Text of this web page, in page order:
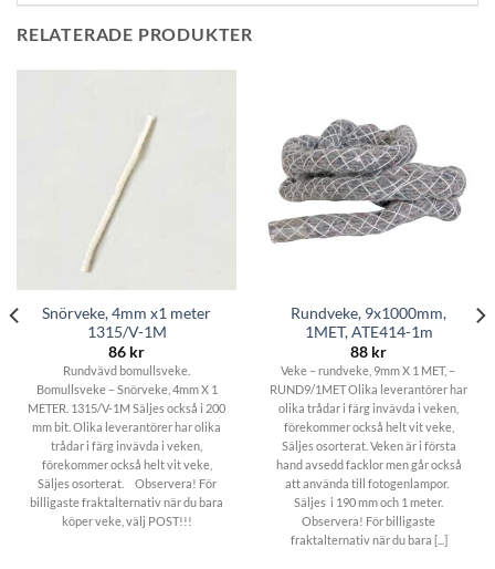
RELATERADE PRODUKTER
Snörveke, 4mm x1 meter
1315/V-1M
86 kr
Rundvävd bomullsveke.
Bomullsveke – Snörveke, 4mm X 1
METER. 1315/V-1M Säljes också i 200
mm bit. Olika leverantörer har olika
trådar i färg invävda i veken,
förekommer också helt vit veke,
Säljes osorterat. Observera! För
billigaste fraktalternativ när du bara
köper veke, välj POST!!!
Rundveke, 9x1000mm,
1MET, ATE414-1m
88 kr
Veke – rundveke, 9mm X 1 MET, –
RUND9/1MET Olika leverantörer har
olika trådar i färg invävda i veken,
förekommer också helt vit veke,
Säljes osorterat. Veken är i första
hand avsedd facklor men går också
att använda till fotogenlampor.
Säljes i 190 mm och 1 meter.
Observera! För billigaste
fraktalternativ när du bara [...]